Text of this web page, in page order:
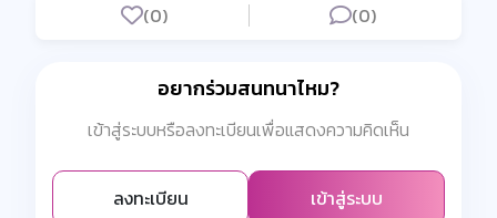
(0) (0)
อยากร่วมสนทนาไหม?
เข้าสู่ระบบหรือลงทะเบียนเพื่อแสดงความคิดเห็น
ลงทะเบียน เข้าสู่ระบบ